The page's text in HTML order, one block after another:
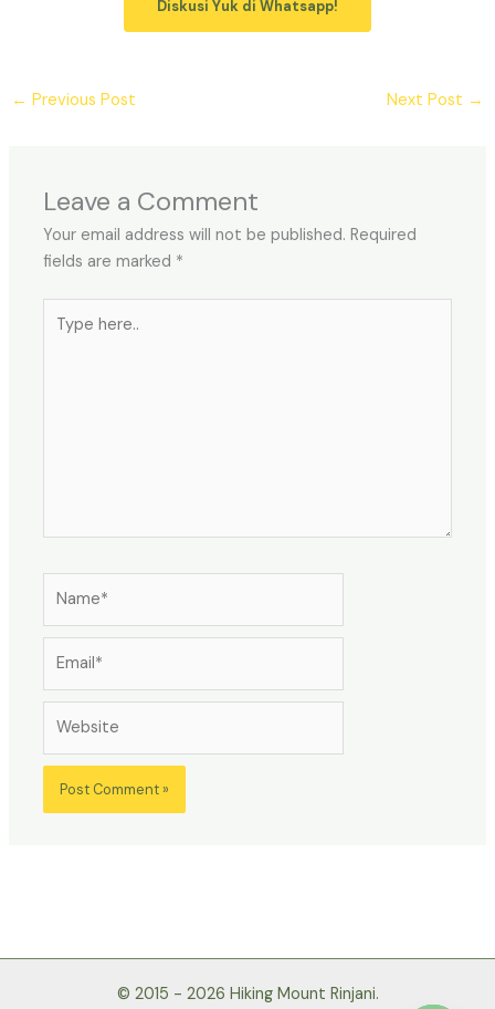
Diskusi Yuk di Whatsapp!
← Previous Post Next Post →
Leave a Comment
Your email address will not be published. Required
fields are marked *
here..
© 2015 - 2026 Hiking Mount Rinjani.